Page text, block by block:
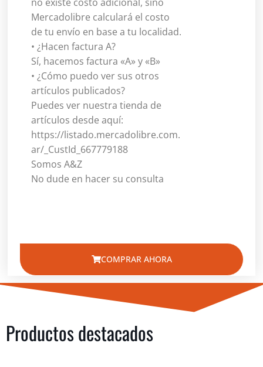
Mercadolibre calculará el costo
de tu envío en base a tu localidad.
• ¿Hacen factura A?
Sí, hacemos factura «A» y «B»
• ¿Cómo puedo ver sus otros
artículos publicados?
Puedes ver nuestra tienda de
artículos desde aquí:
https://listado.mercadolibre.com.
ar/_CustId_667779188
Somos A&Z
No dude en hacer su consulta
COMPRAR AHORA
Productos destacados